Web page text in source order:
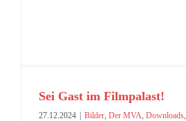
Sei Gast im Filmpalast!
27.12.2024 Bilder, Der MVA, Downloads,